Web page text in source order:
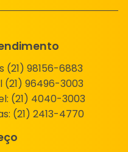
(21) 98156-6883
(21) 96496-3003
(21) 4040-3003
(21) 2413-4770